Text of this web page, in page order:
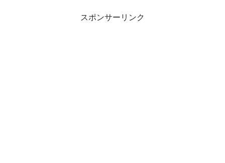
スポンサーリンク